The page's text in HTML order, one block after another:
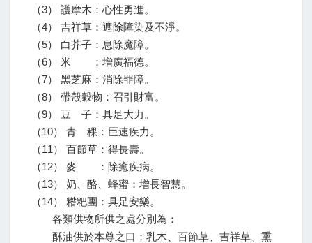
（3） 護摩木：心性勇進。
（4） 吉祥草：遮除障染及不淨。
（5） 白芥子：息除魔障。
（6） 米 ：增廣福德。
（7） 黑芝麻：消除罪障。
（8） 帶殼穀物：召引財富。
（9） 豆 子：具足大力。
（10） 青 稞：巨速疾力。
（11） 百節草：得長壽。
（12） 麥 ：除癒疾病。
（13） 奶、酪、蜂蜜：增長智慧。
（14） 糌粑團：具足安樂。
各類供物所供之處分別為：
酥油供於本尊之口；乳木、百節草、吉祥草、熏